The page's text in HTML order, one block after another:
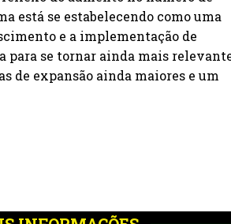
está se estabelecendo como uma
e a implementação de
para se tornar ainda mais
de expansão ainda maiores e um